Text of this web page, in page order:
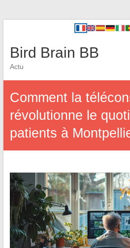
Bird Brain BB
Actu
Comment la
révolutionne le
patients à